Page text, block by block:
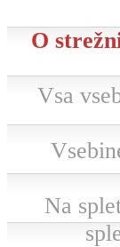
O
Vsa
Na